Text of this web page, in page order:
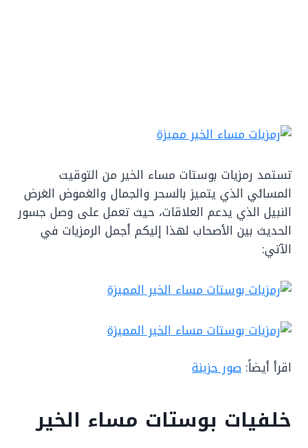
تستمد رمزيات بوستات مساء الخير من التوقيت
المسائي الذي يتميز بالسحر والجمال والغموض الغرض
النبيل الذي يدعم العلاقات، حيث تعمل على وصل جسور
الحديث بين الأصحاب لهذا إليكم أجمل الرمزيات في
الآتي:
اقرأ أيضاً: صور حزينة
خلفيات بوستات مساء الخير